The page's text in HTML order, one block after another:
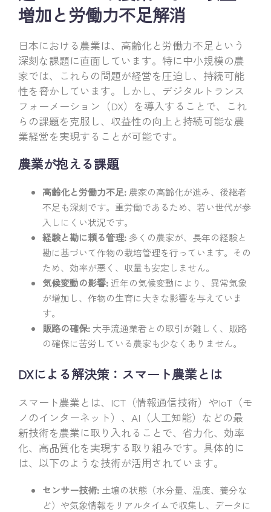
増加と労働力不足解消
日本における農業は、高齢化と労働力不足という
深刻な課題に直面しています。特に中小規模の農
家では、これらの問題が経営を圧迫し、持続可能
性を脅かしています。しかし、デジタルトランス
フォーメーション（DX）を導入することで、これ
らの課題を克服し、収益性の向上と持続可能な農
業経営を実現することが可能です。
農業が抱える課題
高齢化と労働力不足: 農家の高齢化が進み、後継者
不足も深刻です。重労働であるため、若い世代が参
入しにくい状況です。
経験と勘に頼る管理: 多くの農家が、長年の経験と
勘に基づいて作物の栽培管理を行っています。その
ため、効率が悪く、収量も安定しません。
気候変動の影響: 近年の気候変動により、異常気象
が増加し、作物の生育に大きな影響を与えていま
す。
販路の確保: 大手流通業者との取引が難しく、販路
の確保に苦労している農家も少なくありません。
DXによる解決策：スマート農業とは
スマート農業とは、ICT（情報通信技術）やIoT（モ
ノのインターネット）、AI（人工知能）などの最
新技術を農業に取り入れることで、省力化、効率
化、高品質化を実現する取り組みです。具体的に
は、以下のような技術が活用されています。
センサー技術: 土壌の状態（水分量、温度、養分な
ど）や気象情報をリアルタイムで収集し、データに